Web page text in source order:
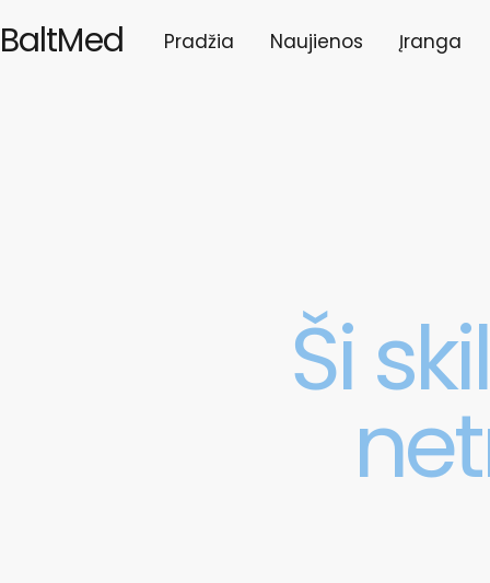
BaltMed Pradžia Naujienos Įranga
Ši